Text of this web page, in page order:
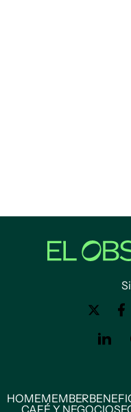
HOMEMEMBER